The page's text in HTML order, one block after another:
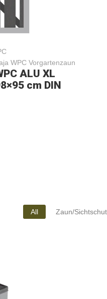
WPC Vorgartenzaun
ALU XL
cm DIN
All Zaun/